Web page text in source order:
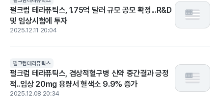
펄크럼 테라퓨틱스, 1.75억 달러 규모 공모 확정...R&D
및 임상시험에 투자
2025.12.11 20:04
펄크럼테라퓨틱스
펄크럼 테라퓨틱스, 겸상적혈구병 신약 중간결과 긍정
적..임상 20mg 용량서 혈색소 9.9% 증가
2025.12.08 20:34